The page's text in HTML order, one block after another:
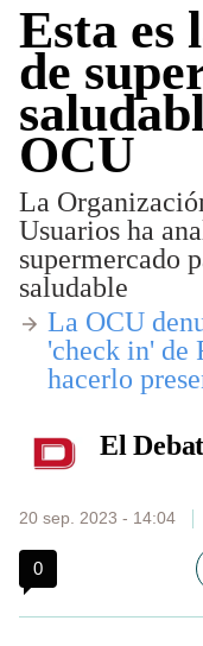
Esta es
de
OCU
La
Usuarios ha
supermercado
saludable
​La OCU
'check in' de
hacerlo
El
20 sep. 2023 - 14:04
0